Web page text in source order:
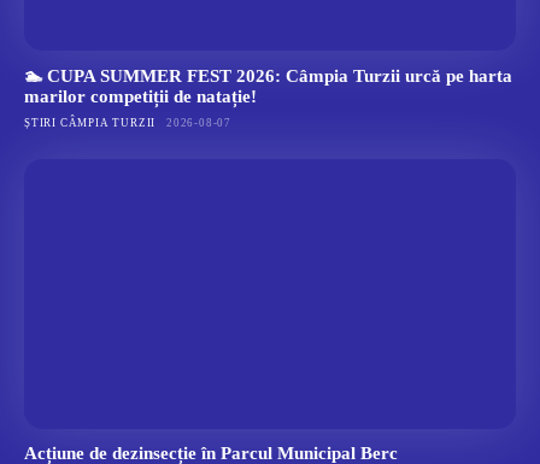
🏊 CUPA SUMMER FEST 2026: Câmpia Turzii urcă pe harta
marilor competiții de natație!
ȘTIRI CÂMPIA TURZII 2026-08-07
Acțiune de dezinsecție în Parcul Municipal Berc